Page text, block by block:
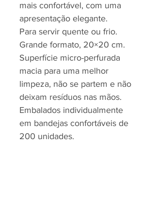
mais confortável, com uma
apresentação elegante.
Para servir quente ou frio.
Grande formato, 20×20 cm.
Superfície micro-perfurada
macia para uma melhor
limpeza, não se partem e não
deixam resíduos nas mãos.
Embalados individualmente
em bandejas confortáveis de
200 unidades.